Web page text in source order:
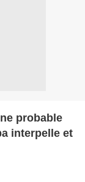
probable
interpelle et